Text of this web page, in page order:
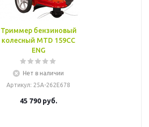
Триммер бензиновый
колесный MTD 159CC
ENG
Нет в наличии
Артикул: 25A-262E678
45 790руб.